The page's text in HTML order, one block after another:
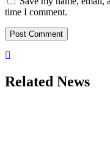
time I comment.
Related News